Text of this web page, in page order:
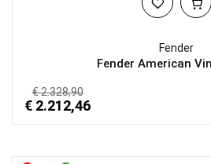
Fender
Fender American
€ 2.328,90
€ 2.212,46